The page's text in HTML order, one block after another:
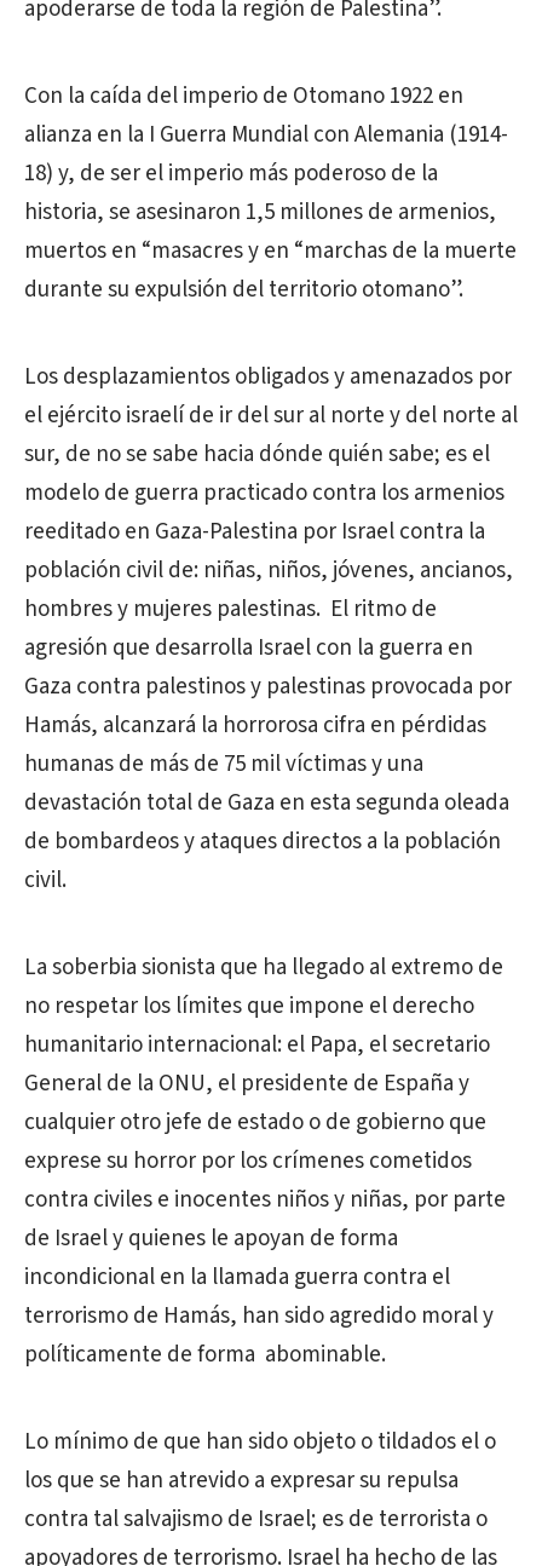
apoderarse de toda la región de Palestina”.
Con la caída del imperio de Otomano 1922 en
alianza en la I Guerra Mundial con Alemania (1914-
18) y, de ser el imperio más poderoso de la
historia, se asesinaron 1,5 millones de armenios,
muertos en “masacres y en “marchas de la muerte
durante su expulsión del territorio otomano”.
Los desplazamientos obligados y amenazados por
el ejército israelí de ir del sur al norte y del norte al
sur, de no se sabe hacia dónde quién sabe; es el
modelo de guerra practicado contra los armenios
reeditado en Gaza-Palestina por Israel contra la
población civil de: niñas, niños, jóvenes, ancianos,
hombres y mujeres palestinas. El ritmo de
agresión que desarrolla Israel con la guerra en
Gaza contra palestinos y palestinas provocada por
Hamás, alcanzará la horrorosa cifra en pérdidas
humanas de más de 75 mil víctimas y una
devastación total de Gaza en esta segunda oleada
de bombardeos y ataques directos a la población
civil.
La soberbia sionista que ha llegado al extremo de
no respetar los límites que impone el derecho
humanitario internacional: el Papa, el secretario
General de la ONU, el presidente de España y
cualquier otro jefe de estado o de gobierno que
exprese su horror por los crímenes cometidos
contra civiles e inocentes niños y niñas, por parte
de Israel y quienes le apoyan de forma
incondicional en la llamada guerra contra el
terrorismo de Hamás, han sido agredido moral y
políticamente de forma abominable.
Lo mínimo de que han sido objeto o tildados el o
los que se han atrevido a expresar su repulsa
contra tal salvajismo de Israel; es de terrorista o
apoyadores de terrorismo. Israel ha hecho de las